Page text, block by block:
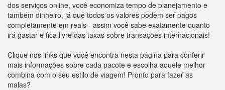
dos serviços online, você economiza tempo de planejamento e
também dinheiro, já que todos os valores podem ser pagos
completamente em reais - assim você sabe exatamente quanto
irá gastar e fica livre das taxas sobre transações internacionais!
Clique nos links que você encontra nesta página para conferir
mais informações sobre cada pacote e escolha aquele melhor
combina com o seu estilo de viagem! Pronto para fazer as
malas?